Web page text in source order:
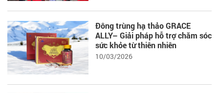
Đông trùng hạ thảo GRACE
ALLY– Giải pháp hỗ trợ chăm sóc
sức khỏe từ thiên nhiên
10/03/2026